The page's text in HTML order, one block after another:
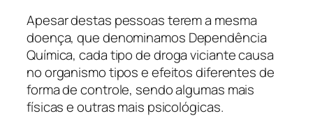
Apesar destas pessoas terem a mesma
doença, que denominamos Dependência
Química, cada tipo de droga viciante causa
no organismo tipos e efeitos diferentes de
forma de controle, sendo algumas mais
físicas e outras mais psicológicas.